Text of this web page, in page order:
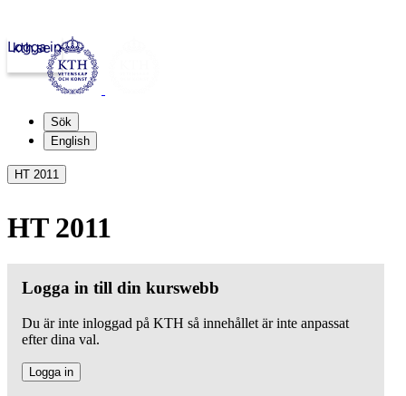
kth.se
Logga in
Sök
English
HT 2011
HT 2011
Logga in till din kurswebb
Du är inte inloggad på KTH så innehållet är inte anpassat
efter dina val.
Logga in